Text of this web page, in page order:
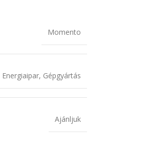
Momento
Energiaipar, Gépgyártás
Ajánljuk